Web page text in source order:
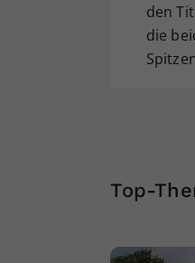
den
die
Top-